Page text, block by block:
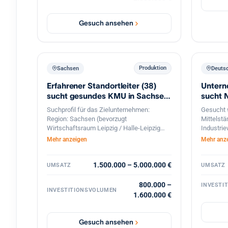
Wachstumspotenzial, solider Ertragskraft
und konservativ tragfähiger Finanzierung.
Nicht gesucht sind Sanierungsfälle, reine
Gesuch ansehen
Sachsen Produktion
Erfahrener Standortleiter (38)
sucht gesundes KMU in Sachsen
zur Nachfolge
Suchprofil für das Zielunternehmen:
Region: Sachsen (bevorzugt
Wirtschaftsraum Leipzig / Halle-Leipzig
und Umgebung) Unternehmensgröße:
(Kernmannschaft) Wirtschaftliche
Unternehmen mit stabilem, positivem
Cashflow (angestrebtes EBITDA zwischen
Sanierungsfälle. Umsatz / Volumen:
Jahresumsatz von ca. 1,5 Mio. € bis 5,0
Mehr anzeigen
UMSATZ 1.500.000 – 5.000.000 €
INVESTITIONSVOLUMEN
800.000 –
1.600.000 €
Gesuch ansehen
sucht
Gesucht
Mehr
UMSATZ